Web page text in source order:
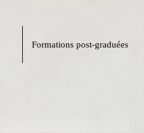
Formations post-graduées
rendez-vous